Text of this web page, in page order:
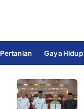
Pertanian Gaya Hidup